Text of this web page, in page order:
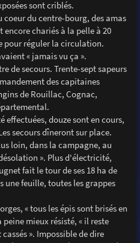
sont criblés.
du centre-bourg, des amas
encore chariés à la pelle à 20
pour réguler la circulation.
« jamais vu ça ».
de secours. Trente-sept sapeurs
des capitaines
de Rouillac, Cognac,
effectuées, douze sont en cours,
secours dîneront sur place.
loin, dans la campagne, au
». Plus d'électricité,
fait le tour de ses 18 ha de
une feuille, toutes les grappes
« tous les épis sont brisés en
mieux résisté, « il reste
». Impossible de dire